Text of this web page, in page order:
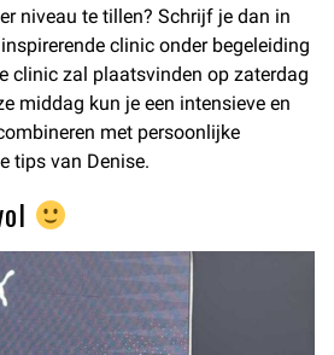
niveau te tillen? Schrijf je dan in
clinic onder begeleiding
clinic zal plaatsvinden op zaterdag
middag kun je een intensieve en
met persoonlijke
tips van Denise.